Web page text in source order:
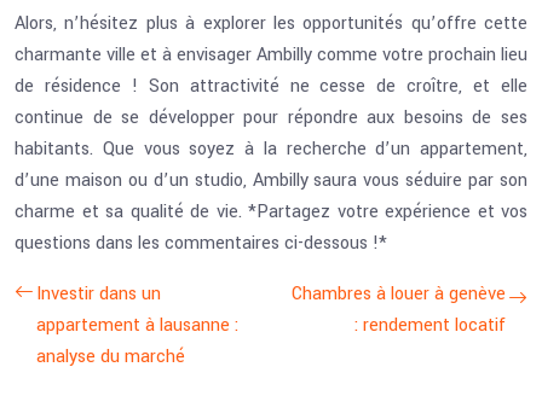
Alors, n’hésitez plus à explorer les opportunités qu’offre cette
charmante ville et à envisager Ambilly comme votre prochain lieu
de résidence ! Son attractivité ne cesse de croître, et elle
continue de se développer pour répondre aux besoins de ses
habitants. Que vous soyez à la recherche d’un appartement,
d’une maison ou d’un studio, Ambilly saura vous séduire par son
charme et sa qualité de vie. *Partagez votre expérience et vos
questions dans les commentaires ci-dessous !*
Investir dans un
appartement à lausanne :
analyse du marché
Chambres à louer à genève
: rendement locatif